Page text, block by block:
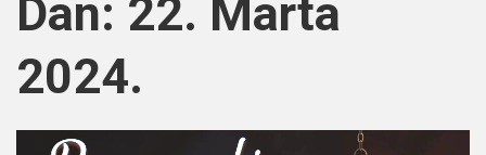
Dan: 22. Marta
2024.